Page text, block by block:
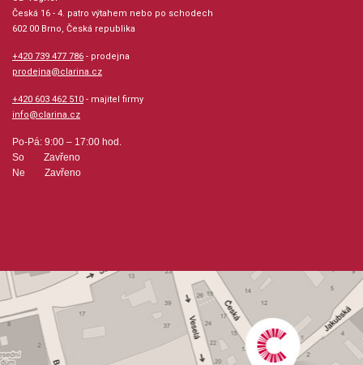
Česká 16 - 4. patro výtahem nebo po schodech
602 00 Brno, Česká republika
+420 739 477 786 - prodejna
prodejna@clarina.cz
+420 603 462 510 - majitel firmy
info@clarina.cz
Po-Pá: 9:00 – 17:00 hod.
So Zavřeno
Ne Zavřeno